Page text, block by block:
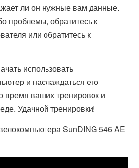
ли он нужные вам данные.
проблемы, обратитесь к
или обратитесь к
использовать
и наслаждаться его
время ваших тренировок и
Удачной тренировки!
SunDING 546 AE